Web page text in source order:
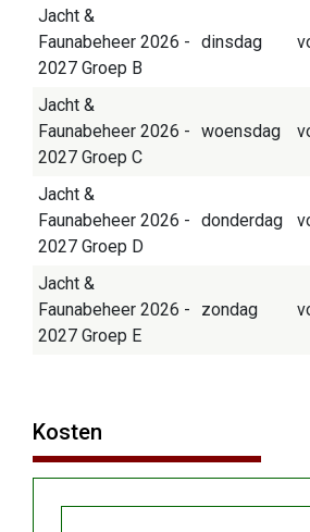
Jacht &
Faunabeheer 2026 -
2027 Groep B
dinsdag
Jacht &
Faunabeheer 2026 -
2027 Groep C
woensdag
Jacht &
Faunabeheer 2026 -
2027 Groep D
donderdag
Jacht &
Faunabeheer 2026 -
2027 Groep E
zondag
Kosten